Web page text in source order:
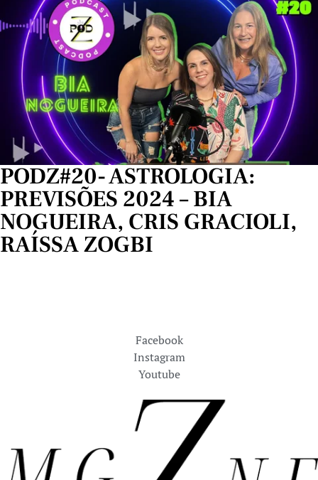
PODZ#20- ASTROLOGIA:
PREVISÕES 2024 – BIA
NOGUEIRA, CRIS GRACIOLI,
RAÍSSA ZOGBI
Facebook
Instagram
Youtube